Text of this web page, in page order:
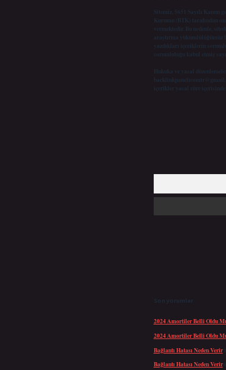
Sitemiz, 5651 Sayılı Kanun
Kurumu (BTK) tarafından
vermektedir. Bu nedenle,
araştırma yükümlülüğümüz
yazdıkları içeriklerin
sorumluluğu kabul etmiş
Hukuka ve yasal
içerikler yasal süre içerisinde
Son yorumlar
2024 Amortiler Belli Oldu
2024 Amortiler Belli Oldu
Bağlantı Hatası Neden Verir
Bağlantı Hatası Neden Verir